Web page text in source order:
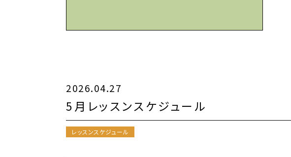
2026.04.27
5月レッスンスケジュール
レッスンスケジュール